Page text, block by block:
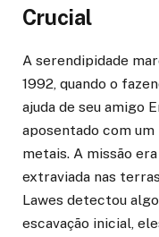
Crucial
A serendipidade
1992, quando o
ajuda de seu amigo
aposentado com
metais. A missão
extraviada nas
Lawes detectou
escavação inicial,